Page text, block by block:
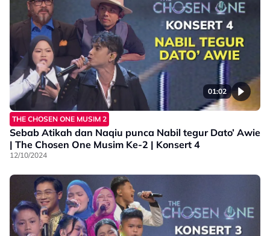
01:02
THE CHOSEN ONE MUSIM 2
Sebab Atikah dan Naqiu punca Nabil tegur Dato’ Awie
| The Chosen One Musim Ke-2 | Konsert 4
12/10/2024